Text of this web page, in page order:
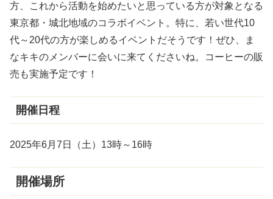
方、これから活動を始めたいと思っている方が対象となる
東京都・城北地域のコラボイベント。特に、若い世代10
代～20代の方が楽しめるイベントだそうです！ぜひ、ま
なキキのメンバーに会いに来てくださいね。コーヒーの販
売も実施予定です！
開催日程
2025年6月7日（土）13時～16時
開催場所